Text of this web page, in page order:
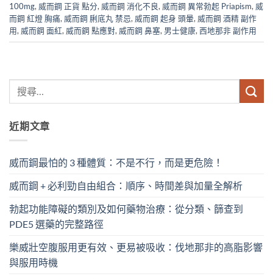
100mg, 威而鋼 正貨 點分, 威而鋼 消化不良, 威而鋼 異常勃起 Priapism, 威
而鋼 紅燈 胸痛, 威而鋼 脷底丸 禁忌, 威而鋼 起身 頭暈, 威而鋼 酒精 副作
用, 威而鋼 面紅, 威而鋼 點應對, 威而鋼 鼻塞, 男士健康, 西地那非 副作用
近期文章
威而鋼最怕的 3 種體質：不是不行，而是更危險！
威而鋼 + 必利勁自由組合：順序、時間差與加量全解析
勃起功能障礙的類別及如何藥物治療：從分類、篩查到
PDE5 選藥的完整路徑
樂威壯空腹服用更有效、更易被吸收：伐地那非的高脂影響
與服用時機